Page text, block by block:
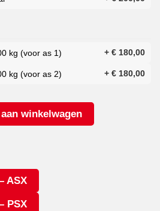
kg (voor as 1) + € 180,00
kg (voor as 2) + € 180,00
winkelwagen
ASX
PSX